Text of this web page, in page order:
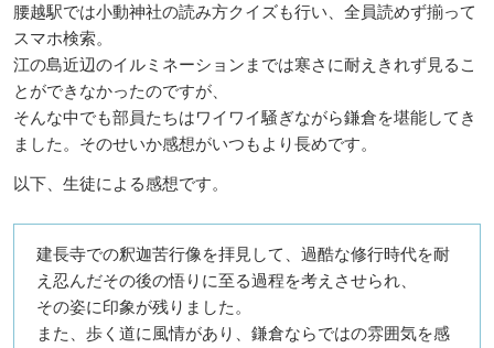
腰越駅では小動神社の読み方クイズも行い、全員読めず揃って
スマホ検索。
江の島近辺のイルミネーションまでは寒さに耐えきれず見るこ
とができなかったのですが、
そんな中でも部員たちはワイワイ騒ぎながら鎌倉を堪能してき
ました。そのせいか感想がいつもより長めです。
以下、生徒による感想です。
建長寺での釈迦苦行像を拝見して、過酷な修行時代を耐
え忍んだその後の悟りに至る過程を考えさせられ、
その姿に印象が残りました。
また、歩く道に風情があり、鎌倉ならではの雰囲気を感